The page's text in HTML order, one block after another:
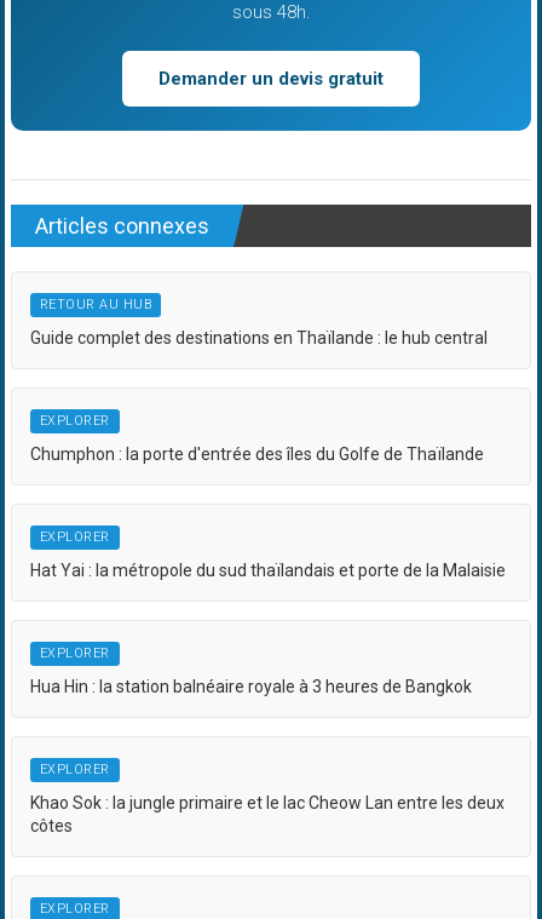
sous 48h.
Demander un devis gratuit
Articles connexes
RETOUR AU HUB
Guide complet des destinations en Thaïlande : le hub central
EXPLORER
Chumphon : la porte d'entrée des îles du Golfe de Thaïlande
EXPLORER
Hat Yai : la métropole du sud thaïlandais et porte de la Malaisie
EXPLORER
Hua Hin : la station balnéaire royale à 3 heures de Bangkok
EXPLORER
Khao Sok : la jungle primaire et le lac Cheow Lan entre les deux
côtes
EXPLORER